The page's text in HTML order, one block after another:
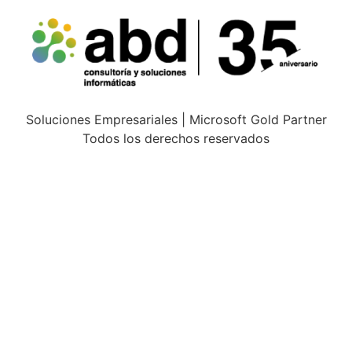
Soluciones Empresariales | Microsoft Gold Partner
Todos los derechos reservados